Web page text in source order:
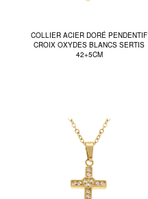
COLLIER ACIER DORÉ PENDENTIF
CROIX OXYDES BLANCS SERTIS
42+5CM